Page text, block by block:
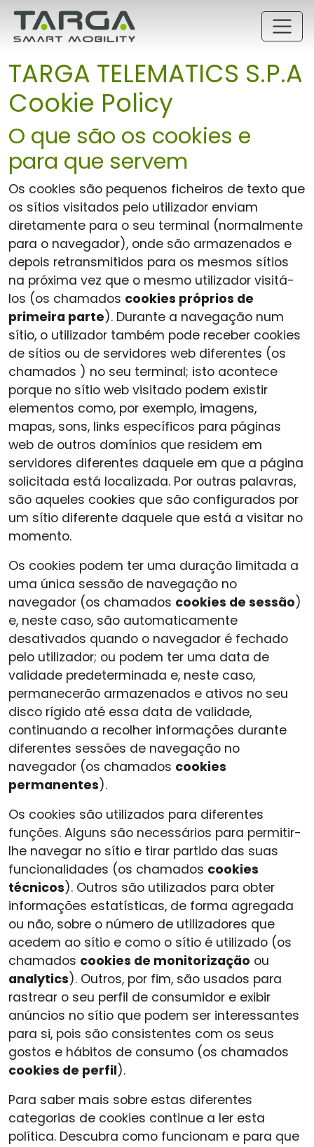
Pular para o conteúdo principal
TARGA TELEMATICS S.P.A
Cookie Policy
O que são os cookies e
para que servem
Os cookies são pequenos ficheiros de texto que
os sítios visitados pelo utilizador enviam
diretamente para o seu terminal (normalmente
para o navegador), onde são armazenados e
depois retransmitidos para os mesmos sítios
na próxima vez que o mesmo utilizador visitá-
los (os chamados cookies próprios de
primeira parte). Durante a navegação num
sítio, o utilizador também pode receber cookies
de sítios ou de servidores web diferentes (os
chamados ) no seu terminal; isto acontece
porque no sítio web visitado podem existir
elementos como, por exemplo, imagens,
mapas, sons, links específicos para páginas
web de outros domínios que residem em
servidores diferentes daquele em que a página
solicitada está localizada. Por outras palavras,
são aqueles cookies que são configurados por
um sítio diferente daquele que está a visitar no
momento.
Os cookies podem ter uma duração limitada a
uma única sessão de navegação no
navegador (os chamados cookies de sessão)
e, neste caso, são automaticamente
desativados quando o navegador é fechado
pelo utilizador; ou podem ter uma data de
validade predeterminada e, neste caso,
permanecerão armazenados e ativos no seu
disco rígido até essa data de validade,
continuando a recolher informações durante
diferentes sessões de navegação no
navegador (os chamados cookies
permanentes).
Os cookies são utilizados para diferentes
funções. Alguns são necessários para permitir-
lhe navegar no sítio e tirar partido das suas
funcionalidades (os chamados cookies
técnicos). Outros são utilizados para obter
informações estatísticas, de forma agregada
ou não, sobre o número de utilizadores que
acedem ao sítio e como o sítio é utilizado (os
chamados cookies de monitorização ou
analytics). Outros, por fim, são usados para
rastrear o seu perfil de consumidor e exibir
anúncios no sítio que podem ser interessantes
para si, pois são consistentes com os seus
gostos e hábitos de consumo (os chamados
cookies de perfil).
Para saber mais sobre estas diferentes
categorias de cookies continue a ler esta
política. Descubra como funcionam e para que